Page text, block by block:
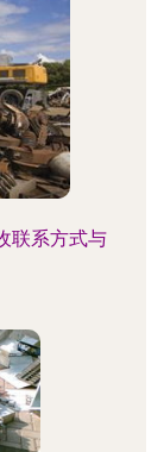
联系方式与